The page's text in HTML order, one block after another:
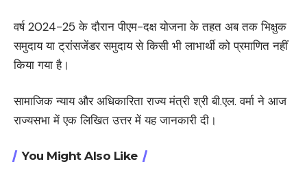
वर्ष 2024-25 के दौरान पीएम-दक्ष योजना के तहत अब तक भिक्षुक
समुदाय या ट्रांसजेंडर समुदाय से किसी भी लाभार्थी को प्रमाणित नहीं
किया गया है।
सामाजिक न्याय और अधिकारिता राज्य मंत्री श्री बी.एल. वर्मा ने आज
राज्यसभा में एक लिखित उत्तर में यह जानकारी दी।
You Might Also Like